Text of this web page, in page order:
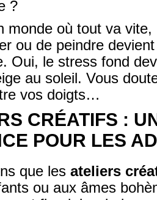
?
monde où tout va
ou de peindre
Oui, le stress fond
au soleil. Vous
vos doigts…
CRÉATIFS :
POUR LES
que les ateliers
ou aux âmes